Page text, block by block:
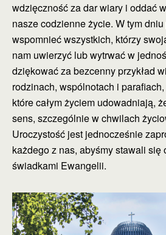
wdzięczność za dar wiary i oddać
nasze codzienne życie. W tym
wspomnieć wszystkich, którzy
nam uwierzyć lub wytrwać w
dziękować za bezcenny przykład
rodzinach, wspólnotach i
które całym życiem udowadniają,
sens, szczególnie w chwilach
Uroczystość jest jednocześnie
każdego z nas, abyśmy stawali się
świadkami Ewangelii.